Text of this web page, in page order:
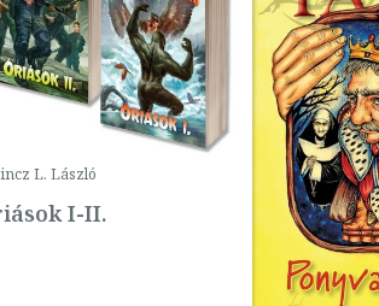
L. László
I-II.